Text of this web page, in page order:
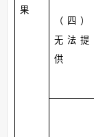
果
（四）
无法提
供